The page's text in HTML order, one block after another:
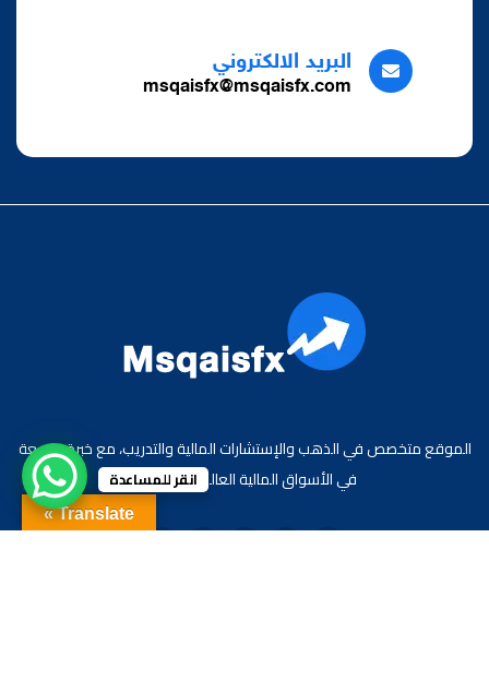
البريد الالكتروني
msqaisfx@msqaisfx.com
الموقع متخصص في الذهب والإستشارات المالية والتدريب، مع خبرة واسعة
في الأسواق المالية العالمية والعربية.
Translate »
انقر للمساعدة